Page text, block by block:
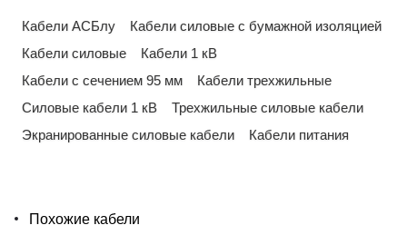
Кабели АСБлу
Кабели силовые с бумажной изоляцией
Кабели силовые
Кабели 1 кВ
Кабели с сечением 95 мм
Кабели трехжильные
Силовые кабели 1 кВ
Трехжильные силовые кабели
Экранированные силовые кабели
Кабели питания
Похожие кабели